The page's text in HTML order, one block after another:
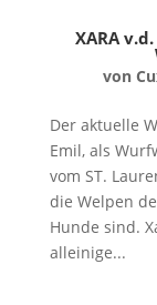
XARA
von
Der aktuelle
Emil, als
vom ST.
die Welpen
Hunde sind.
alleinige...